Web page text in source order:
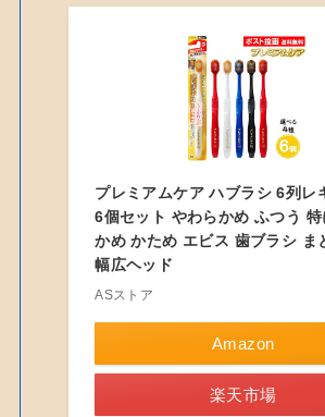
プレミアムケア ハブラシ 6列レ
6個セット やわらかめ ふつう 特
かめ かため エビス 歯ブラシ ま
幅広ヘッド
ASストア
Amazon
楽天市場